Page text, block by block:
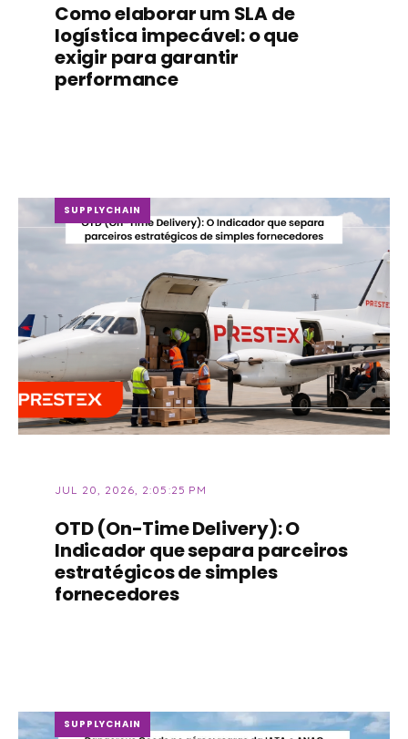
Como elaborar um SLA de
logística impecável: o que
exigir para garantir
performance
SUPPLYCHAIN
JUL 20, 2026, 2:05:25 PM
OTD (On-Time Delivery): O
Indicador que separa parceiros
estratégicos de simples
fornecedores
SUPPLYCHAIN